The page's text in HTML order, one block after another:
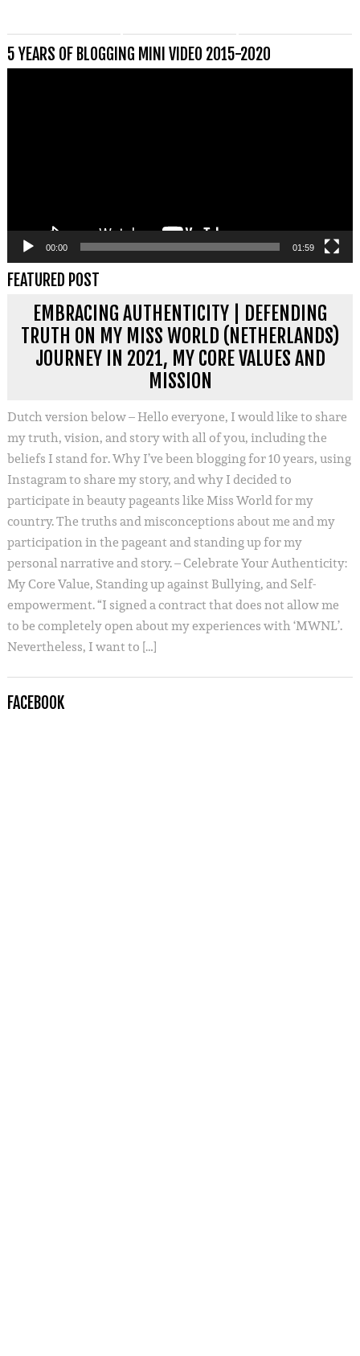
5 YEARS OF BLOGGING MINI VIDEO 2015-2020
00:00 01:59
FEATURED POST
EMBRACING AUTHENTICITY | DEFENDING
TRUTH ON MY MISS WORLD (NETHERLANDS)
JOURNEY IN 2021, MY CORE VALUES AND
MISSION
Dutch version below – Hello everyone, I would like to share
my truth, vision, and story with all of you, including the
beliefs I stand for. Why I’ve been blogging for 10 years, using
Instagram to share my story, and why I decided to
participate in beauty pageants like Miss World for my
country. The truths and misconceptions about me and my
participation in the pageant and standing up for my
personal narrative and story. – Celebrate Your Authenticity:
My Core Value, Standing up against Bullying, and Self-
empowerment. “I signed a contract that does not allow me
to be completely open about my experiences with ‘MWNL’.
Nevertheless, I want to […]
FACEBOOK